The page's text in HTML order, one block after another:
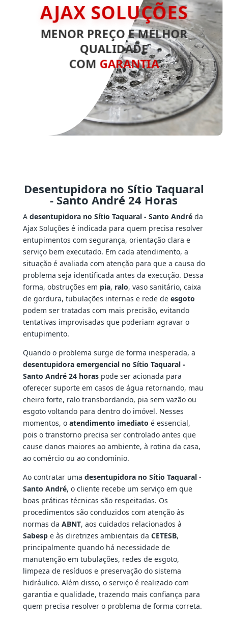
AJAX SOLUÇÕES
MENOR PREÇO E MELHOR
QUALIDADE
COM GARANTIA
Desentupidora no Sítio Taquaral
- Santo André 24 Horas
A desentupidora no Sítio Taquaral - Santo Andréda
Ajax Soluções é indicada para quem precisa resolver
entupimentos com segurança, orientação clara e
serviço bem executado. Em cada atendimento, a
situação é avaliada com atenção para que a causa do
problema seja identificada antes da execução. Dessa
forma, obstruções em pia, ralo, vaso sanitário, caixa
de gordura, tubulações internas e rede de esgoto
podem ser tratadas com mais precisão, evitando
tentativas improvisadas que poderiam agravar o
entupimento.
Quando o problema surge de forma inesperada, a
desentupidora emergencial no Sítio Taquaral -
Santo André 24 horaspode ser acionada para
oferecer suporte em casos de água retornando, mau
cheiro forte, ralo transbordando, pia sem vazão ou
esgoto voltando para dentro do imóvel. Nesses
momentos, o atendimento imediato é essencial,
pois o transtorno precisa ser controlado antes que
cause danos maiores ao ambiente, à rotina da casa,
ao comércio ou ao condomínio.
Ao contratar uma desentupidora no Sítio Taquaral -
Santo André, o cliente recebe um serviço em que
boas práticas técnicas são respeitadas. Os
procedimentos são conduzidos com atenção às
normas da ABNT, aos cuidados relacionados à
Sabespe às diretrizes ambientais da CETESB,
principalmente quando há necessidade de
manutenção em tubulações, redes de esgoto,
limpeza de resíduos e preservação do sistema
hidráulico. Além disso, o serviço é realizado com
garantia e qualidade, trazendo mais confiança para
quem precisa resolver o problema de forma correta.